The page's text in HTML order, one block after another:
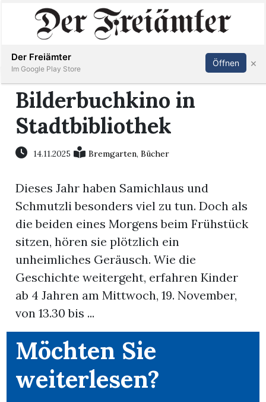
Immobilien
Veranstaltungen
Stellen
E-
Newsletter
App
Inserieren Abonnieren Anmelden
Bilderbuchkino in
Stadtbibliothek
14.11.2025 Bremgarten,Bücher
Dieses Jahr haben Samichlaus und
Schmutzli besonders viel zu tun. Doch als
die beiden eines Morgens beim Frühstück
sitzen, hören sie plötzlich ein
unheimliches Geräusch. Wie die
Geschichte weitergeht, erfahren Kinder
ab 4 Jahren am Mittwoch, 19. November,
von 13.30 bis ...
Möchten Sie
weiterlesen?
Der Freiämter
Im Google Play Store
Öffnen ×